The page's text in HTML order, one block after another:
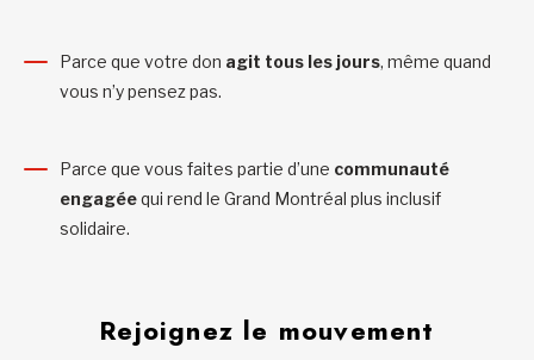
Parce que votre don agit tous les jours, même quand
vous n’y pensez pas.
Parce que vous faites partie d’une communauté
engagéequi rend le Grand Montréal plus inclusif
solidaire.
Rejoignez le mouvement